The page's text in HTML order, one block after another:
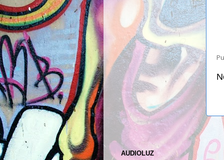
AUDIOLUZ